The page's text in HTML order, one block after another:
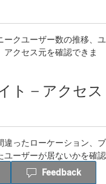
ークユーザー数の推移、ユ
クセス元を確認できま
ト – アクセス
違ったローケーション、ブ
ユーザーが居ないかを確認
Feedback